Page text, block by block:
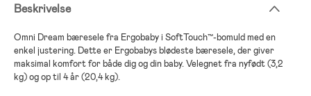
Beskrivelse
Omni Dream bæresele fra Ergobaby i SoftTouch™-bomuld med en
enkel justering. Dette er Ergobabys blødeste bæresele, der giver
maksimal komfort for både dig og din baby. Velegnet fra nyfødt (3,2
kg) og op til 4 år (20,4 kg).